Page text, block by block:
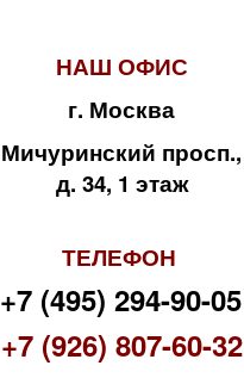
НАШ ОФИС
г. Москва
Мичуринский просп.,
д. 34, 1 этаж
ТЕЛЕФОН
+7 (495) 294-90-05
+7 (926) 807-60-32